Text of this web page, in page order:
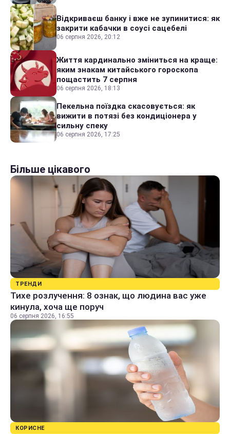
Відкриваєш банку і вже не зупинитися: як
закрити кабачки в соусі сацебелі
06 серпня 2026, 20:12
Життя кардинально зміниться на краще:
яким знакам китайського гороскопа
пощастить 7 серпня
06 серпня 2026, 18:13
Пекельна поїздка скасовується: як
вижити в потязі без кондиціонера у
сильну спеку
06 серпня 2026, 17:25
Більше цікавого
ТРЕНДИ
Тихе розлучення: 8 ознак, що людина вас уже
кинула, хоча ще поруч
06 серпня 2026, 16:55
КОРИСНЕ